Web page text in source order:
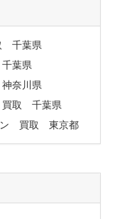
千葉県
葉県
奈川県
買取 千葉県
ン 買取 東京都